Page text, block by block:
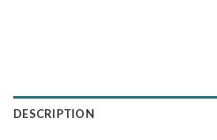
DESCRIPTION